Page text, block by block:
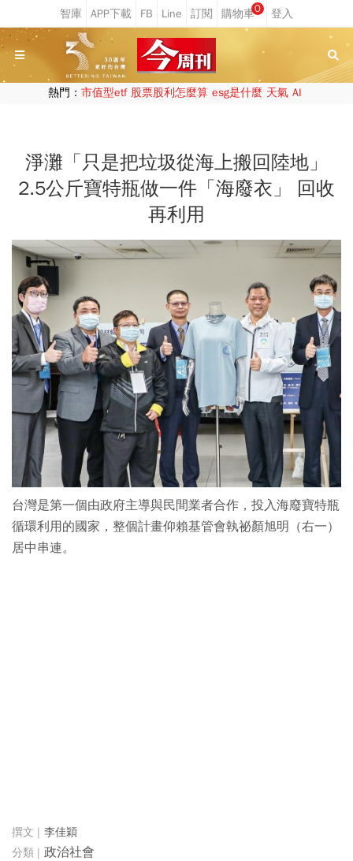
0
熱門： 市值型etf 股票股利怎麼算 esg是什麼 天氣 AI
淨灘「只是把垃圾從海上搬回陸地」
2.5公斤寶特瓶做一件「海廢衣」 回收
再利用
台灣是第一個由政府主導與民間業者合作，投入海廢寶特瓶
循環利用的國家，整個計畫仰賴基管會執祕顏旭明（右一）
居中串連。
李佳穎
政治社會